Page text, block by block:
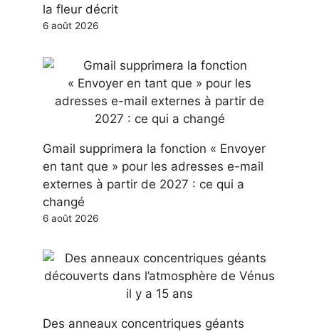
la fleur décrit
6 août 2026
Gmail supprimera la fonction « Envoyer
en tant que » pour les adresses e-mail
externes à partir de 2027 : ce qui a
changé
6 août 2026
Des anneaux concentriques géants